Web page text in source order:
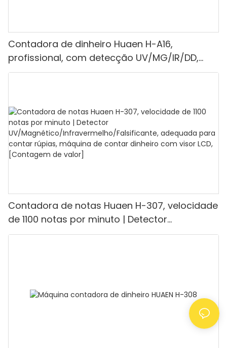
Contadora de dinheiro Huaen H-A16,
profissional, com detecção UV/MG/IR/DD,
capacidade de contagem de 1100 euros por
Contadora de notas Huaen H-307, velocidade
de 1100 notas por minuto | Detector
UV/Magnético/Infravermelho/Falsificante,